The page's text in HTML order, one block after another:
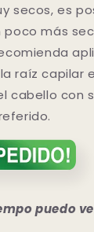
secos, es
más
raíz capilar
cabello con
puedo